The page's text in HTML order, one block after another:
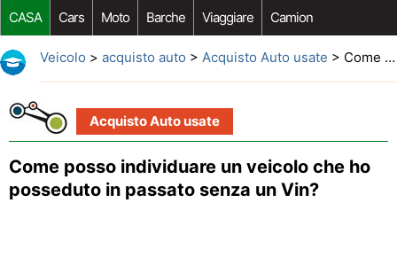
CASA Cars Moto Barche Viaggiare Camion
Riparazione Auto Acquisto Auto Car Opzioni Aftermarket
Veicolo > acquisto auto > Acquisto Auto usate > Come posso individuare un veicolo che ho posseduto in passato senza un Vin?
Acquisto Auto usate
Come posso individuare un veicolo che ho
posseduto in passato senza un Vin?